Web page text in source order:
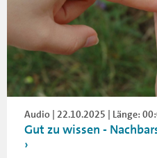
Audio | 22.10.2025 | Länge:
Gut zu wissen -